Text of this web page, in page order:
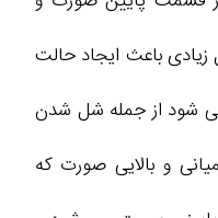
زیادی باعث ایجاد حالت
شود از جمله شل شدن
و بالایی صورت که